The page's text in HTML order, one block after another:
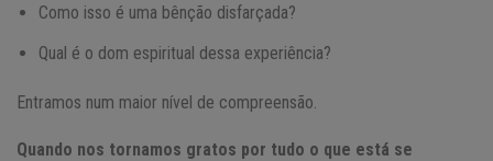
Como isso é uma bênção disfarçada?
Qual é o dom espiritual dessa experiência?
Entramos num maior nível de compreensão.
Quando nos tornamos gratos por tudo o que está se